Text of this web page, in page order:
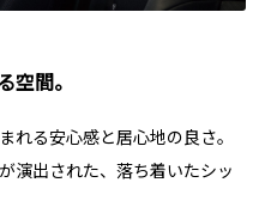
空間。
れる安心感と居心地の良さ。
演出された、落ち着いたシッ